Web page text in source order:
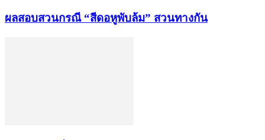
ผลสอบสวนกรณี “สีดอหูพับล้ม” สวนทางกัน